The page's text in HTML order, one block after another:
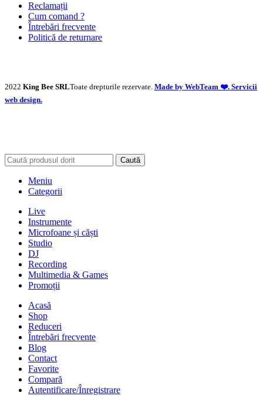
Reclamații
Cum comand ?
Întrebări frecvente
Politică de returnare
2022 King Bee SRLToate drepturile rezervate. Made by WebTeam ❤️. Servicii
web design.
Caută
Meniu
Categorii
Live
Instrumente
Microfoane și căști
Studio
DJ
Recording
Multimedia & Games
Promoții
Acasă
Shop
Reduceri
Întrebări frecvente
Blog
Contact
Favorite
Compară
Autentificare/Înregistrare